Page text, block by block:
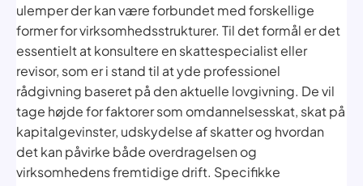
ulemper der kan være forbundet med forskellige
former for virksomhedsstrukturer. Til det formål er det
essentielt at konsultere en skattespecialist eller
revisor, som er i stand til at yde professionel
rådgivning baseret på den aktuelle lovgivning. De vil
tage højde for faktorer som omdannelsesskat, skat på
kapitalgevinster, udskydelse af skatter og hvordan
det kan påvirke både overdragelsen og
virksomhedens fremtidige drift. Specifikke